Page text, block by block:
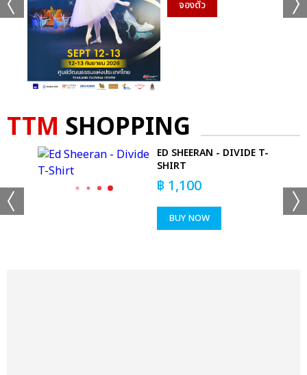
จองตั๋ว
TTM SHOPPING
ED SHEERAN - DIVIDE T-
SHIRT
฿ 1,100
BUY NOW